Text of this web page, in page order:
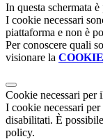
In questa schermata
I cookie necessari
piattaforma e non è
Per conoscere quali
visionare la
Cookie necessari per
I cookie necessari
disabilitati. È
policy.